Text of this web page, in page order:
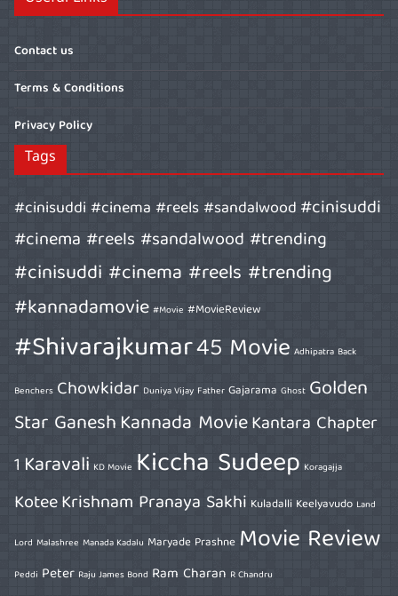
Contact us
Terms & Conditions
Privacy Policy
Tags
#cinisuddi #cinema #reels #sandalwood#cinisuddi
#cinema #reels #sandalwood #trending
#cinisuddi #cinema #reels #trending
#kannadamovie #Movie #MovieReview
#Shivarajkumar45 Movie Adhipatra Back
Benchers Chowkidar Duniya Vijay Father Gajarama Ghost Golden
Star GaneshKannada MovieKantara Chapter
1 Karavali KD Movie Kiccha Sudeep Koragajja
KoteeKrishnam Pranaya Sakhi Kuladalli Keelyavudo Land
Lord Malashree Manada Kadalu Maryade Prashne Movie Review
Peddi Peter Raju James Bond Ram Charan R Chandru